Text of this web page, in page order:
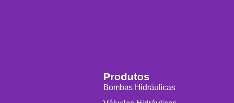
Produtos
Bombas Hidráulicas